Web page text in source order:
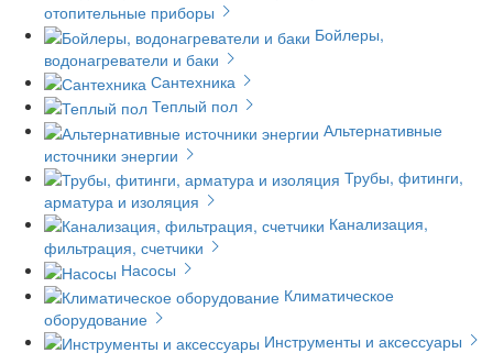
отопительные приборы
Бойлеры,
водонагреватели и баки
Сантехника
Теплый пол
Альтернативные
источники энергии
Трубы, фитинги,
арматура и изоляция
Канализация,
фильтрация, счетчики
Насосы
Климатическое
оборудование
Инструменты и аксессуары